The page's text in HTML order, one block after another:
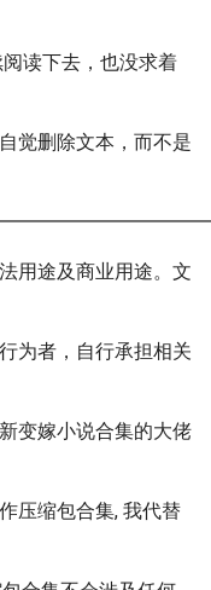
读下去，也没求着
觉删除文本，而不是
用途及商业用途。文
为者，自行承担相关
变嫁小说合集的大佬
压缩包合集, 我代替